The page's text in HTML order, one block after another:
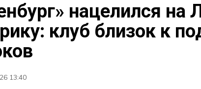
Баскетбол
Бокс
нацелился на
клуб близок к
13:40